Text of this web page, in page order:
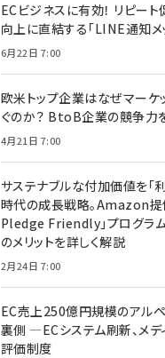
ECビジネスに有効！ リピー
向上に直結する「LINE通知メ
6月22日 7:00
欧米トップ企業はなぜマーケ
ぐのか？ BtoB企業の競争力
4月21日 7:00
サステナブルな付加価値を「
時代の成長戦略。Amazon
Pledge Friendly」プログラ
のメリットを詳しく解説
2月24日 7:00
EC売上250億円規模のアル
裏側 ―ECシステム刷新、メデ
評価制度